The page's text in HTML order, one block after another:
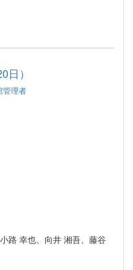
日）
管理者
路 幸也、向井 湘吾、藤谷